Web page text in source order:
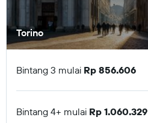
Torino
Bintang 3 mulai Rp 856.606
Bintang 4+ mulai Rp 1.060.329